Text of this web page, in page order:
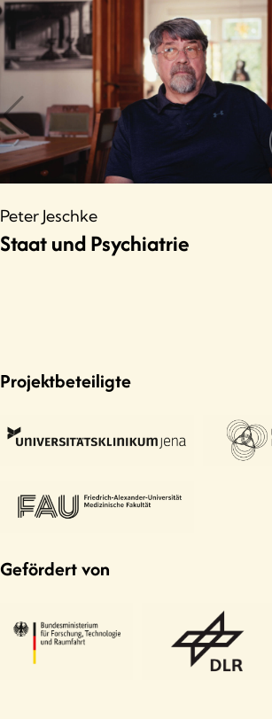
Peter Jeschke
Staat und Psychiatrie
Projektbeteiligte
Gefördert von